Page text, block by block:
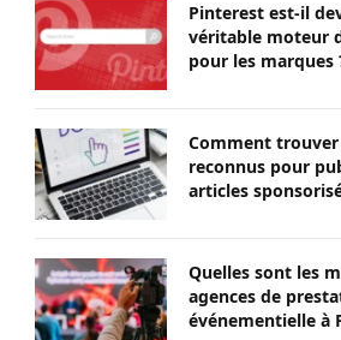
Pinterest est-il
véritable moteur
pour les marques
Comment trouver
reconnus pour
articles
Quelles sont les
agences de
événementielle à